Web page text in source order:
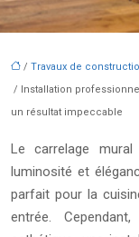
/ Travaux de
/ Installation
un résultat impeccable
Le carrelage
luminosité et
parfait pour la
entrée.